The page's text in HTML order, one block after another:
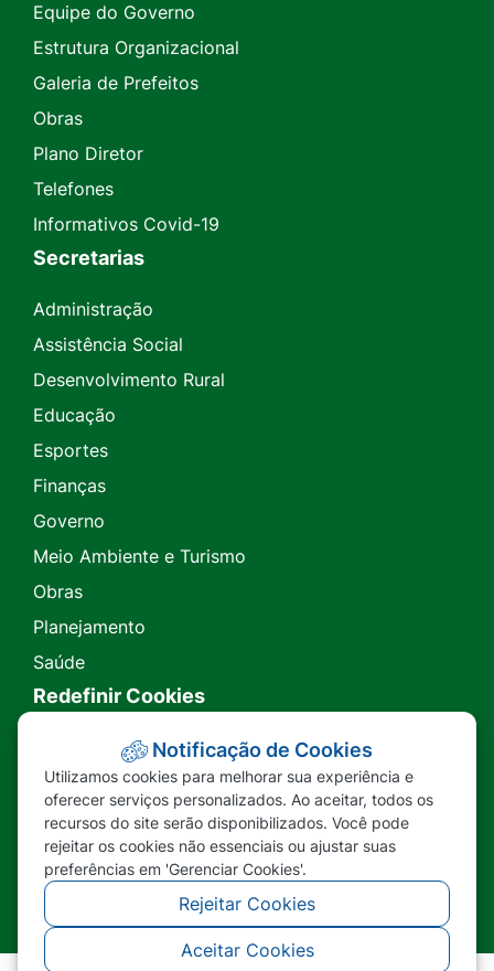
Equipe do Governo
Estrutura Organizacional
Galeria de Prefeitos
Obras
Plano Diretor
Telefones
Informativos Covid-19
Secretarias
Administração
Assistência Social
Desenvolvimento Rural
Educação
Esportes
Finanças
Governo
Meio Ambiente e Turismo
Obras
Planejamento
Saúde
Redefinir Cookies
Transparência
Ouvidoria
SIC
Notificação de Cookies
Utilizamos cookies para melhorar sua experiência e
oferecer serviços personalizados. Ao aceitar, todos os
recursos do site serão disponibilizados. Você pode
rejeitar os cookies não essenciais ou ajustar suas
preferências em 'Gerenciar Cookies'.
Rejeitar Cookies
Aceitar Cookies